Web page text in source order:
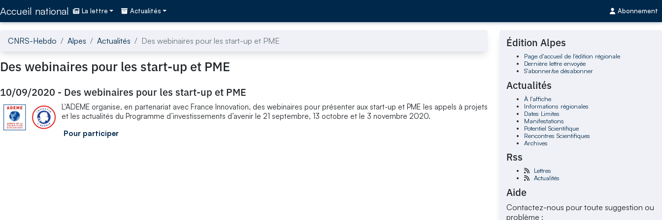
Accueil national La lettre Actualités Abonnement
CNRS-Hebdo Alpes Actualités Des webinaires pour les start-up et PME
Des webinaires pour les start-up et PME
10/09/2020 - Des webinaires pour les start-up et PME
L'ADEME organise, en partenariat avec France Innovation, des webinaires pour présenter aux start-up et PME les appels à projets
et les actualités du Programme d’investissements d’avenir le 21 septembre, 13 octobre et le 3 novembre 2020.
Pour participer
Édition Alpes
Page d'accueil de l'édition régionale
Dernière lettre envoyée
S'abonner/se désabonner
Actualités
À l'affiche
Informations régionales
Dates Limites
Manifestations
Potentiel Scientifique
Rencontres Scientifiques
Archives
Rss
Lettres
Actualités
Aide
Contactez-nous pour toute suggestion ou
problème :